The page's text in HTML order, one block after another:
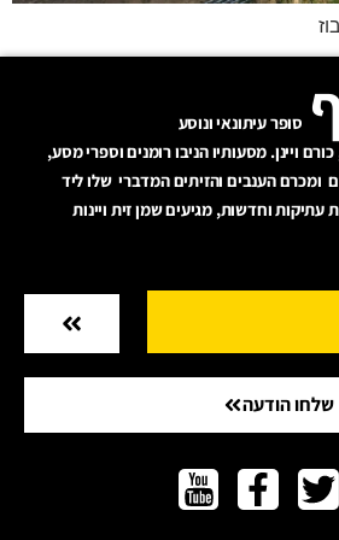
סופר עיתונאי ונוסע
ויינן. מסעותיו הניבו רומנים וספרי מסע,
ומכרם הענבים והזיתים המדברי שלו ליד
וחדשות, מגיעים שמן זית ויינות
שלחו הודעה